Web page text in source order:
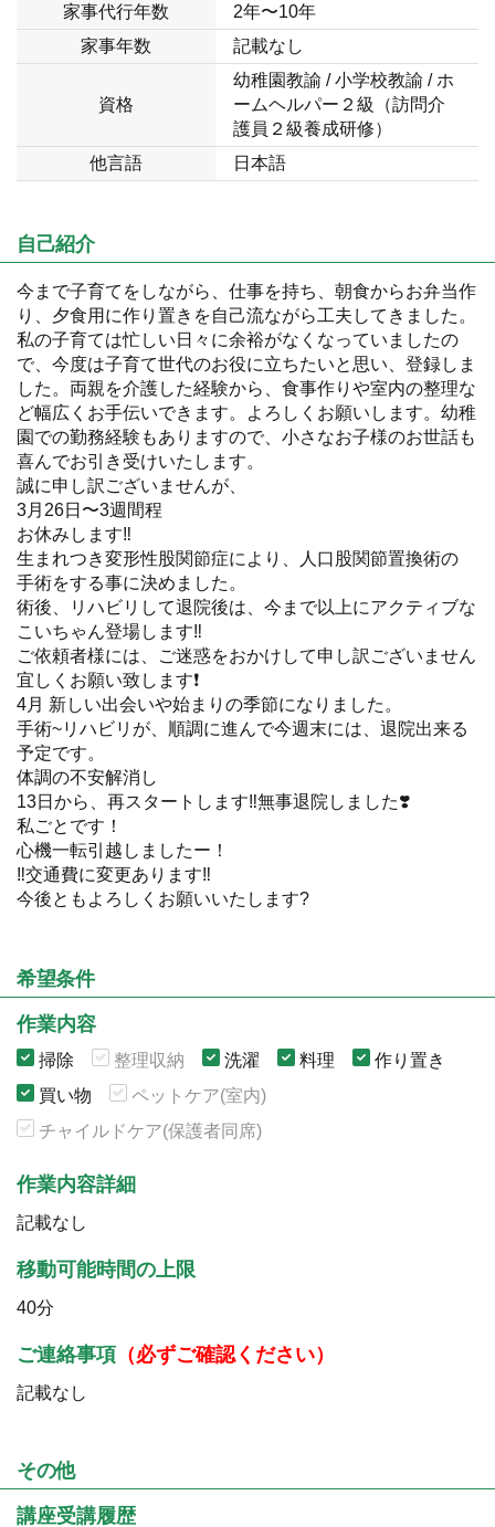
家事代行年数
2年〜10年
家事年数
記載なし
資格
幼稚園教諭 / 小学校教諭 / ホ
ームヘルパー２級（訪問介
護員２級養成研修）
他言語
日本語
自己紹介
今まで子育てをしながら、仕事を持ち、朝食からお弁当作
り、夕食用に作り置きを自己流ながら工夫してきました。
私の子育ては忙しい日々に余裕がなくなっていましたの
で、今度は子育て世代のお役に立ちたいと思い、登録しま
した。両親を介護した経験から、食事作りや室内の整理な
ど幅広くお手伝いできます。よろしくお願いします。幼稚
園での勤務経験もありますので、小さなお子様のお世話も
喜んでお引き受けいたします。
誠に申し訳ございませんが、
3月26日〜3週間程
お休みします‼️
生まれつき変形性股関節症により、人口股関節置換術の
手術をする事に決めました。
術後、リハビリして退院後は、今まで以上にアクティブな
こいちゃん登場します‼️
ご依頼者様には、ご迷惑をおかけして申し訳ございません
宜しくお願い致します❗️
4月 新しい出会いや始まりの季節になりました。
手術~リハビリが、順調に進んで今週末には、退院出来る
予定です。
体調の不安解消し
13日から、再スタートします‼️無事退院しました❣️
私ごとです！
心機一転引越しましたー！
‼️交通費に変更あります‼️
今後ともよろしくお願いいたします?
希望条件
作業内容
掃除 整理収納 洗濯 料理
作り置き
買い物
ペットケア(室内)
チャイルドケア(保護者同席)
作業内容詳細
記載なし
移動可能時間の上限
40分
ご連絡事項 （必ずご確認ください）
記載なし
その他
講座受講履歴